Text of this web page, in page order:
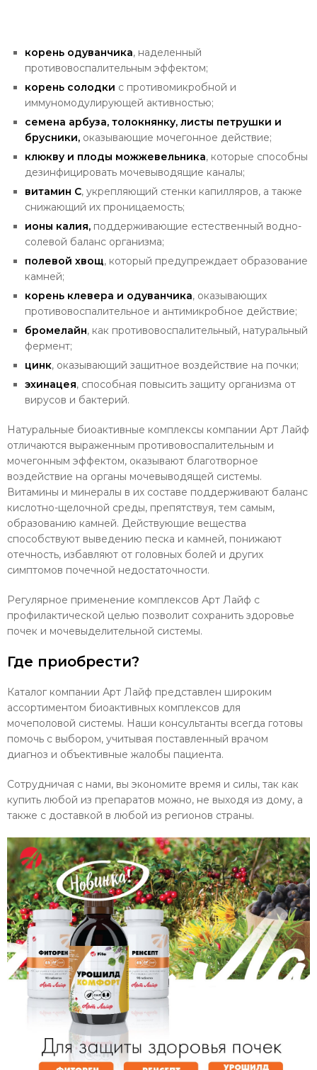
корень одуванчика, наделенный
противовоспалительным эффектом;
корень солодки с противомикробной и
иммуномодулирующей активностью;
семена арбуза, толокнянку, листы петрушки и
брусники, оказывающие мочегонное действие;
клюкву и плоды можжевельника, которые способны
дезинфицировать мочевыводящие каналы;
витамин С, укрепляющий стенки капилляров, а также
снижающий их проницаемость;
ионы калия, поддерживающие естественный водно-
солевой баланс организма;
полевой хвощ, который предупреждает образование
камней;
корень клевера и одуванчика, оказывающих
противовоспалительное и антимикробное действие;
бромелайн, как противовоспалительный, натуральный
фермент;
цинк, оказывающий защитное воздействие на почки;
эхинацея, способная повысить защиту организма от
вирусов и бактерий.
Натуральные биоактивные комплексы компании Арт Лайф
отличаются выраженным противовоспалительным и
мочегонным эффектом, оказывают благотворное
воздействие на органы мочевыводящей системы.
Витамины и минералы в их составе поддерживают баланс
кислотно-щелочной среды, препятствуя, тем самым,
образованию камней. Действующие вещества
способствуют выведению песка и камней, понижают
отечность, избавляют от головных болей и других
симптомов почечной недостаточности.
Регулярное применение комплексов Арт Лайф с
профилактической целью позволит сохранить здоровье
почек и мочевыделительной системы.
Где приобрести?
Каталог компании Арт Лайф представлен широким
ассортиментом биоактивных комплексов для
мочеполовой системы. Наши консультанты всегда готовы
помочь с выбором, учитывая поставленный врачом
диагноз и объективные жалобы пациента.
Сотрудничая с нами, вы экономите время и силы, так как
купить любой из препаратов можно, не выходя из дому, а
также с доставкой в любой из регионов страны.